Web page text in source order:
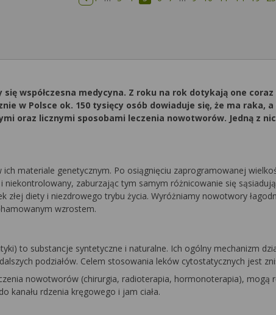
Poprzednia strona
współczesna medycyna. Z roku na rok dotykają one
w Polsce ok. 150 tysięcy osób dowiaduje się, że ma raka,
oraz licznymi sposobami leczenia nowotworów. Jedną z
materiale genetycznym. Po osiągnięciu zaprogramowanej
niekontrolowany, zaburzając tym samym różnicowanie się
diety i niezdrowego trybu życia. Wyróżniamy nowotwory
wzrostem.
to substancje syntetyczne i naturalne. Ich ogólny mechanizm
podziałów. Celem stosowania leków cytostatycznych jest
nowotworów (chirurgia, radioterapia, hormonoterapia), mogą
kanału rdzenia kręgowego i jam ciała.